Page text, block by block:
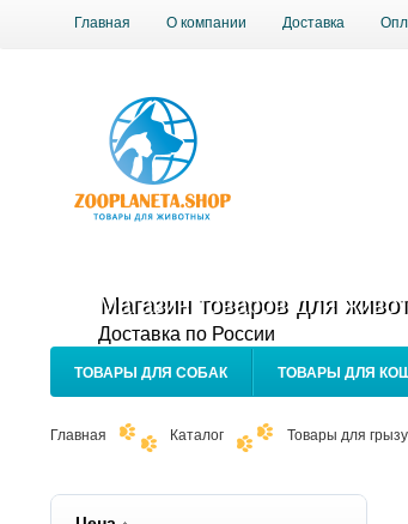
Главная О компании Доставка
Магазин товаров для
Доставка по России
ТОВАРЫ ДЛЯ СОБАК ТОВАРЫ ДЛЯ
Главная Каталог Товары для